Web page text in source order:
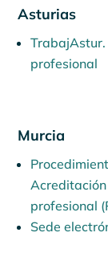
Asturias
profesional
Murcia
profesional
Sede